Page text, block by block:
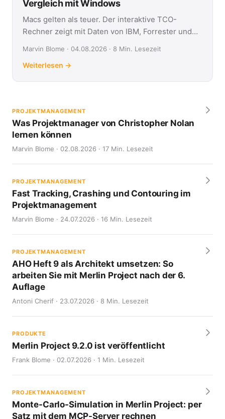
Vergleich mit Windows
Macs gelten als teuer. Der interaktive TCO-
Rechner zeigt mit Daten von IBM, Forrester und
Marvin Blome · 04.08.2026 · 8 Min. Lesezeit
Weiterlesen →
PROJEKTMANAGEMENT
Was Projektmanager von Christopher Nolan
lernen können
Marvin Blome · 02.08.2026 · 17 Min. Lesezeit
PROJEKTMANAGEMENT
Fast Tracking, Crashing und Contouring im
Projektmanagement
Marvin Blome · 24.07.2026 · 16 Min. Lesezeit
PROJEKTMANAGEMENT
AHO Heft 9 als Architekt umsetzen: So
arbeiten Sie mit Merlin Project nach der 6.
Auflage
Antoni Cherif · 23.07.2026 · 8 Min. Lesezeit
PRODUKTE
Merlin Project 9.2.0 ist veröffentlicht
Frank Blome · 02.07.2026 · 1 Min. Lesezeit
PROJEKTMANAGEMENT
Monte-Carlo-Simulation in Merlin Project: per
Satz mit dem MCP-Server rechnen